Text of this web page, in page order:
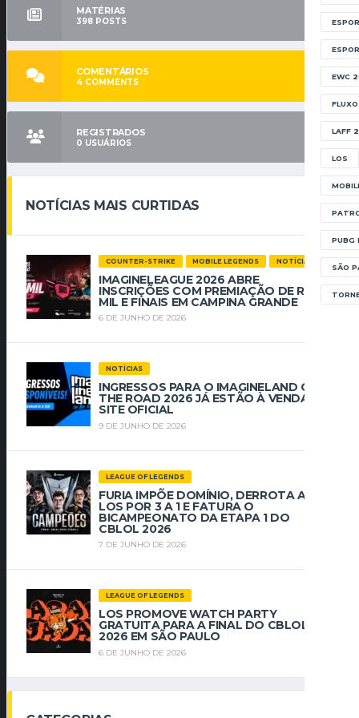
EWC
LAFF
LOS
PUBG
SÃO
MATÉRIAS
398 POSTS
COMENTÁRIOS
4 COMMENTS
REGISTRADOS
0 USUÁRIOS
NOTÍCIAS MAIS CURTIDAS
COUNTER-STRIKE MOBILE LEGENDS NOTÍCIAS
IMAGINELEAGUE 2026 ABRE
INSCRIÇÕES COM PREMIAÇÃO DE R$ 112
MIL E FINAIS EM CAMPINA GRANDE
6 DE JUNHO DE 2026
NOTÍCIAS
INGRESSOS PARA O IMAGINELAND ON
THE ROAD 2026 JÁ ESTÃO À VENDA NO
SITE OFICIAL
9 DE JUNHO DE 2026
LEAGUE OF LEGENDS
FURIA IMPÕE DOMÍNIO, DERROTA A
LOS POR 3 A 1 E FATURA O
BICAMPEONATO DA ETAPA 1 DO
CBLOL 2026
7 DE JUNHO DE 2026
LEAGUE OF LEGENDS
LOS PROMOVE WATCH PARTY
GRATUITA PARA A FINAL DO CBLOL
2026 EM SÃO PAULO
6 DE JUNHO DE 2026